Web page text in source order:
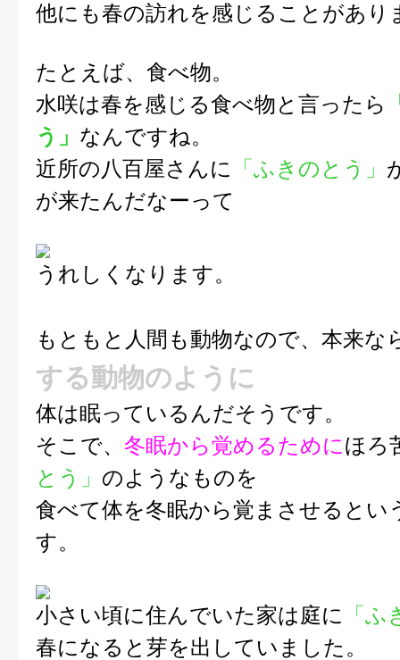
他にも春の訪れを感じることがあり
たとえば、食べ物。
水咲は春を感じる食べ物と言ったら
う」 なんですね。
近所の八百屋さんに
「ふきのとう」
が来たんだなーって
うれしくなります。
もともと人間も動物なので、本来な
する動物のように
体は眠っているんだそうです。
そこで、 冬眠から覚めるためにほろ
とう」 のようなものを
食べて体を冬眠から覚まさせるとい
す。
小さい頃に住んでいた家は庭に
「
春になると芽を出していました。